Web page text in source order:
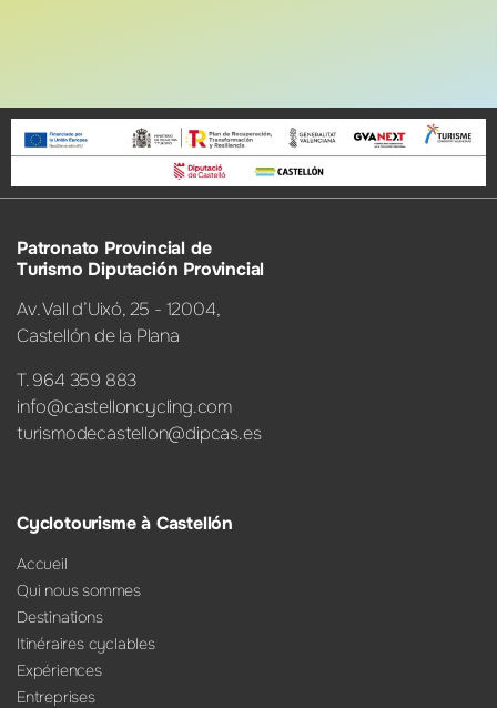
Patronato Provincial de
Turismo Diputación Provincial
Av. Vall d’Uixó, 25 - 12004,
Castellón de la Plana
T. 964 359 883
info@castelloncycling.com
turismodecastellon@dipcas.es
Cyclotourisme à Castellón
Accueil
Qui nous sommes
Destinations
Itinéraires cyclables
Expériences
Entreprises